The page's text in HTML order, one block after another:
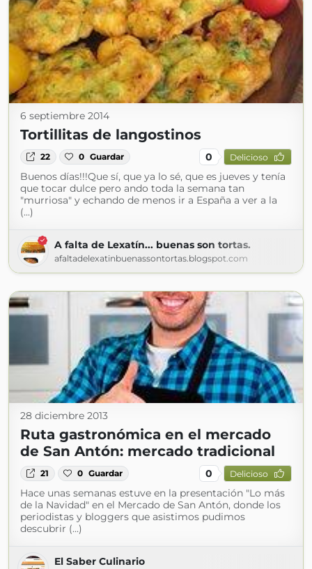
6 septiembre 2014
Tortillitas de langostinos
22 0 Guardar 0 Delicioso
Buenos días!!!Que sí, que ya lo sé, que es jueves y tenía
que tocar dulce pero ando toda la semana tan
"murriosa" y echando de menos ir a España a ver a la
(...)
A falta de Lexatín... buenas son tortas.
afaltadelexatinbuenassontortas.blogspot.com
28 diciembre 2013
Ruta gastronómica en el mercado
de San Antón: mercado tradicional
21 0 Guardar 0 Delicioso
Hace unas semanas estuve en la presentación "Lo más
de la Navidad" en el Mercado de San Antón, donde los
periodistas y bloggers que asistimos pudimos
descubrir (...)
El Saber Culinario